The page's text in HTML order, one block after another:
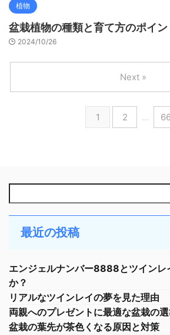
植物
盆栽植物の種類と育て方のポイン
2024/10/26
1 2 …
Next »
最近の投稿
エンジェルナンバー8888とツインレ
か？
リアルなツインレイの夢を見た理由
両親へのプレゼントに最適な盆栽の
盆栽の葉先が茶色くなる原因と対策